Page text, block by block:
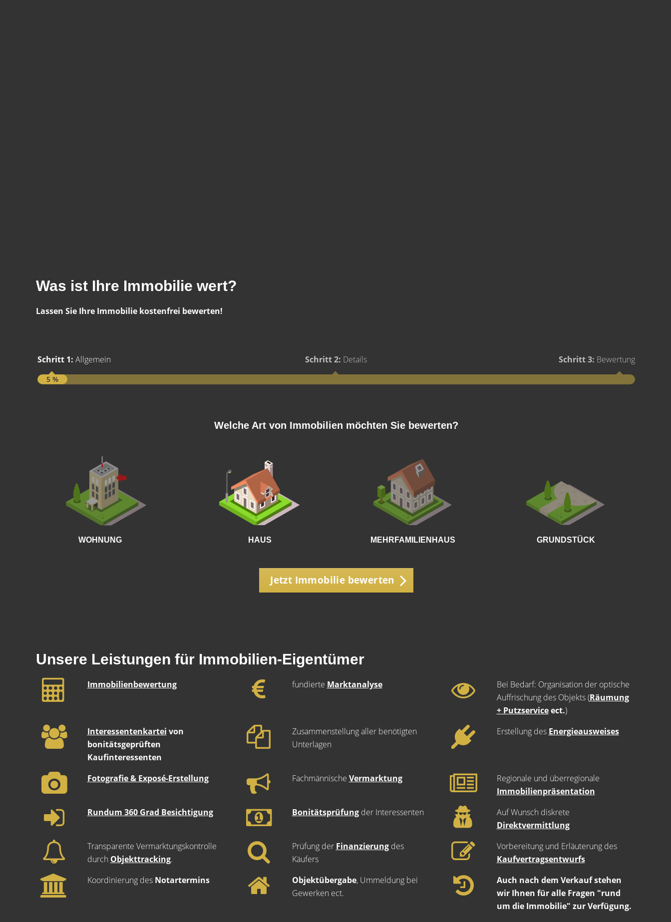
Was ist Ihre Immobilie wert?
Lassen Sie Ihre Immobilie kostenfrei bewerten!
Schritt 1: Allgemein Schritt 2: Details Schritt 3: Bewertung
5 %
Welche Art von Immobilien möchten Sie bewerten?
WOHNUNG HAUS MEHRFAMILIENHAUS GRUNDSTÜCK
Jetzt Immobilie bewerten
Unsere Leistungen für Immobilien-Eigentümer
Immobilienbewertung fundierte Marktanalyse
Bei Bedarf: Organisation der optische
Auffrischung des Objekts (Räumung
+ Putzserviceect.)
Interessentenkartei von
bonitätsgeprüften
Kaufinteressenten
Zusammenstellung aller benötigten
Unterlagen
Erstellung des Energieausweises
Fotografie & Exposé-Erstellung Fachmännische Vermarktung
Regionale und überregionale
Immobilienpräsentation
Rundum 360 Grad Besichtigung
Bonitätsprüfungder Interessenten
Auf Wunsch diskrete
Direktvermittlung
Transparente Vermarktungskontrolle
durch Objekttracking.
Prüfung der Finanzierungdes
Käufers
Vorbereitung und Erläuterung des
Kaufvertragsentwurfs
Koordinierung des Notartermins Objektübergabe, Ummeldung bei
Gewerken ect.
Auch nach dem Verkauf stehen
wir Ihnen für alle Fragen "rund
um die Immobilie" zur Verfügung.